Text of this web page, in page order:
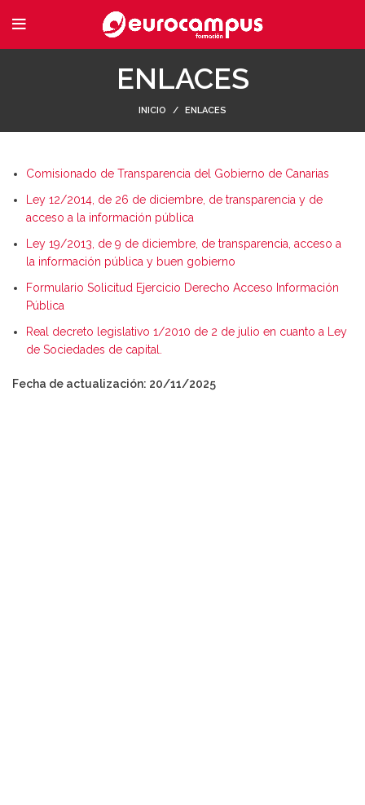
ENLACES
INICIO ENLACES
Comisionado de Transparencia del Gobierno de Canarias
Ley 12/2014, de 26 de diciembre, de transparencia y de
acceso a la información pública
Ley 19/2013, de 9 de diciembre, de transparencia, acceso a
la información pública y buen gobierno
Formulario Solicitud Ejercicio Derecho Acceso Información
Pública
Real decreto legislativo 1/2010 de 2 de julio en cuanto a Ley
de Sociedades de capital.
Fecha de actualización: 20/11/2025